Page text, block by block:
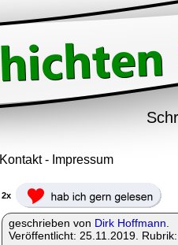
Kontakt- Impressum
2x
geschrieben von Dirk Hoffmann
Veröffentlicht: 25.11.2019. Rubrik: